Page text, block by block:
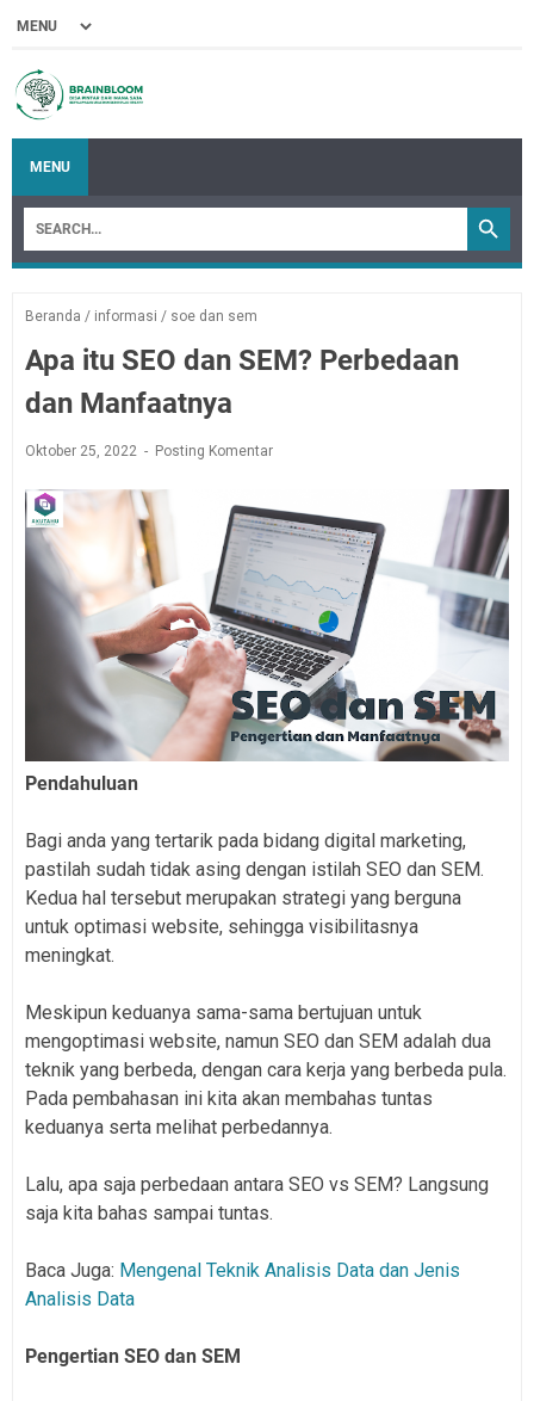
MENU
Beranda / informasi / soe dan sem
Apa itu SEO dan SEM? Perbedaan
dan Manfaatnya
Oktober 25, 2022 Posting Komentar
Pendahuluan
Bagi anda yang tertarik pada bidang digital marketing,
pastilah sudah tidak asing dengan istilah SEO dan SEM.
Kedua hal tersebut merupakan strategi yang berguna
untuk optimasi website, sehingga visibilitasnya
meningkat.
Meskipun keduanya sama-sama bertujuan untuk
mengoptimasi website, namun SEO dan SEM adalah dua
teknik yang berbeda, dengan cara kerja yang berbeda pula.
Pada pembahasan ini kita akan membahas tuntas
keduanya serta melihat perbedannya.
Lalu, apa saja perbedaan antara SEO vs SEM? Langsung
saja kita bahas sampai tuntas.
Baca Juga: Mengenal Teknik Analisis Data dan Jenis
Analisis Data
Pengertian SEO dan SEM